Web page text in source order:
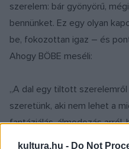
kultura.hu - Do Not
szerelem: bár gyönyörű,
bennünket. Ez egy olyan
be, fokozottan igaz – és
Ahogy BÖBE meséli:
„A dal egy tiltott
szeretünk, aki nem lehet a
fantáziálás, álmodozás arról,
ez a szerelem. Ez az egyik